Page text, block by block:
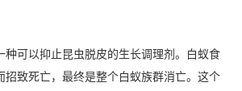
种可以抑止昆虫脱皮的生长调理剂。白蚁食
招致死亡，最终是整个白蚁族群消亡。这个